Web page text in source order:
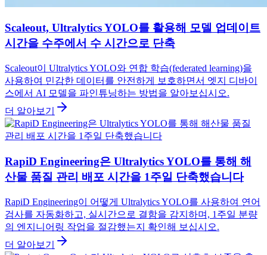
Scaleout, Ultralytics YOLO를 활용해 모델 업데이트
시간을 수주에서 수 시간으로 단축
Scaleout이 Ultralytics YOLO와 연합 학습(federated learning)을
사용하여 민감한 데이터를 안전하게 보호하면서 엣지 디바이
스에서 AI 모델을 파인튜닝하는 방법을 알아보십시오.
더 알아보기
RapiD Engineering은 Ultralytics YOLO를 통해 해
산물 품질 관리 배포 시간을 1주일 단축했습니다
RapiD Engineering이 어떻게 Ultralytics YOLO를 사용하여 연어
검사를 자동화하고, 실시간으로 결함을 감지하며, 1주일 분량
의 엔지니어링 작업을 절감했는지 확인해 보십시오.
더 알아보기